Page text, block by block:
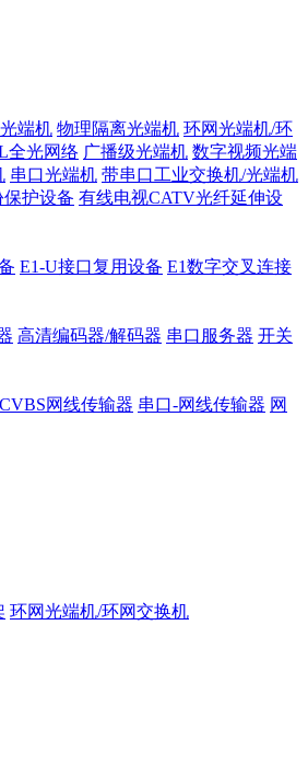
端机 物理隔离光端机 环网光端机/环
全光网络 广播级光端机 数字视频光端
串口光端机 带串口工业交换机/光端机
护设备 有线电视CATV光纤延伸设
E1-U接口复用设备 E1数字交叉连接
高清编码器/解码器 串口服务器 开关
CVBS网线传输器 串口-网线传输器 网
环网光端机/环网交换机